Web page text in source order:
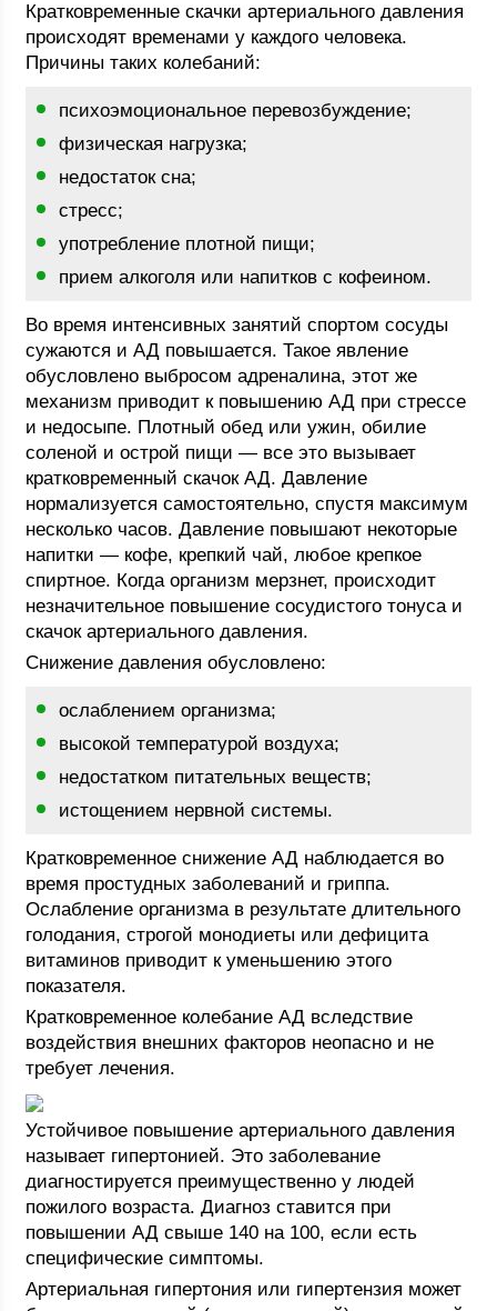
Кратковременные скачки артериального давления
происходят временами у каждого человека.
Причины таких колебаний:
психоэмоциональное перевозбуждение;
физическая нагрузка;
недостаток сна;
стресс;
употребление плотной пищи;
прием алкоголя или напитков с кофеином.
Во время интенсивных занятий спортом сосуды
сужаются и АД повышается. Такое явление
обусловлено выбросом адреналина, этот же
механизм приводит к повышению АД при стрессе
и недосыпе. Плотный обед или ужин, обилие
соленой и острой пищи — все это вызывает
кратковременный скачок АД. Давление
нормализуется самостоятельно, спустя максимум
несколько часов. Давление повышают некоторые
напитки — кофе, крепкий чай, любое крепкое
спиртное. Когда организм мерзнет, происходит
незначительное повышение сосудистого тонуса и
скачок артериального давления.
Снижение давления обусловлено:
ослаблением организма;
высокой температурой воздуха;
недостатком питательных веществ;
истощением нервной системы.
Кратковременное снижение АД наблюдается во
время простудных заболеваний и гриппа.
Ослабление организма в результате длительного
голодания, строгой монодиеты или дефицита
витаминов приводит к уменьшению этого
показателя.
Кратковременное колебание АД вследствие
воздействия внешних факторов неопасно и не
требует лечения.
Устойчивое повышение артериального давления
называет гипертонией. Это заболевание
диагностируется преимущественно у людей
пожилого возраста. Диагноз ставится при
повышении АД свыше 140 на 100, если есть
специфические симптомы.
Артериальная гипертония или гипертензия может